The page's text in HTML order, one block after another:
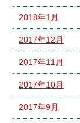
2018年1月
2017年12月
2017年11月
2017年10月
2017年9月